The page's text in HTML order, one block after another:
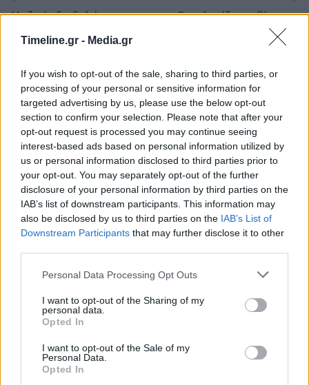
Timeline.gr - Media.gr
If you wish to opt-out of the sale, sharing to third parties, or
processing of your personal or sensitive information for
targeted advertising by us, please use the below opt-out
section to confirm your selection. Please note that after your
opt-out request is processed you may continue seeing
interest-based ads based on personal information utilized by
us or personal information disclosed to third parties prior to
your opt-out. You may separately opt-out of the further
disclosure of your personal information by third parties on the
IAB’s list of downstream participants. This information may
also be disclosed by us to third parties on the IAB’s List of
Downstream Participants that may further disclose it to other
Personal Data Processing Opt Outs
I want to opt-out of the Sharing of my
personal data.
Opted In
I want to opt-out of the Sale of my
Personal Data.
Opted In
Μαζικές διαδηλώσεις στο
τη δολοφονία του Κασέμ
Συγκλονίζει το βίντεο –
ντοκουμέντο από τη
στιγμή που ανατινάζεται
υποστράτηγου
Μπορεί επίσης να σε ενδιαφέρει
MEDIA
δημοσκόπηση της
Metron Analysis για
τις εκλογές του
ΣΥΡΙΖΑ στο «MEGA…
ΠΟΛΙΤΙΚΉ
Τα άμεσα μέτρα
στήριξης πολιτών και
επιχειρήσεων που
ΠΟΛΙΤΙΚΉ MEDIA